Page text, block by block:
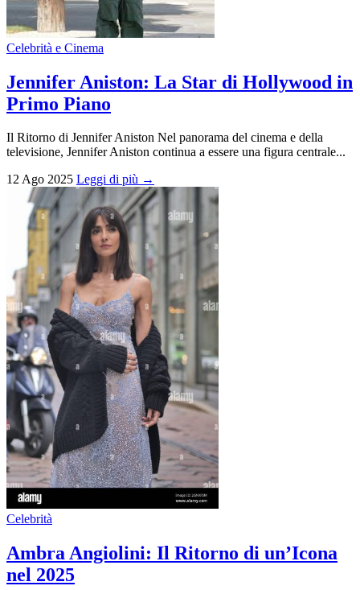
Celebrità e Cinema
Jennifer Aniston: La Star di Hollywood in
Primo Piano
Il Ritorno di Jennifer Aniston Nel panorama del cinema e della
televisione, Jennifer Aniston continua a essere una figura centrale...
12 Ago 2025 Leggi di più →
Celebrità
Ambra Angiolini: Il Ritorno di un’Icona
nel 2025